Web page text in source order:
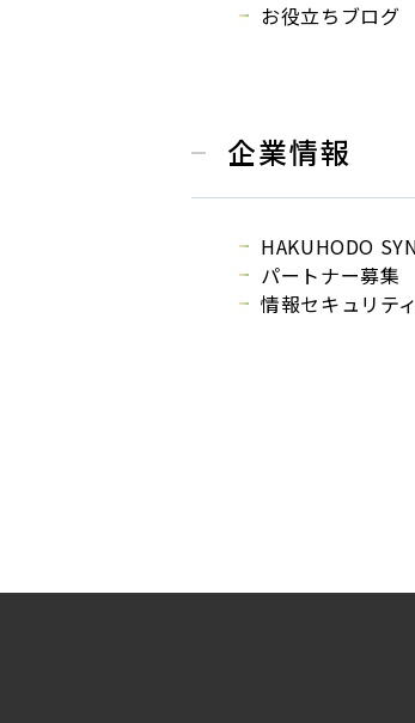
お役立ちブログ
企業情報
HAKUHODO
パートナー募集
情報セキュリテ